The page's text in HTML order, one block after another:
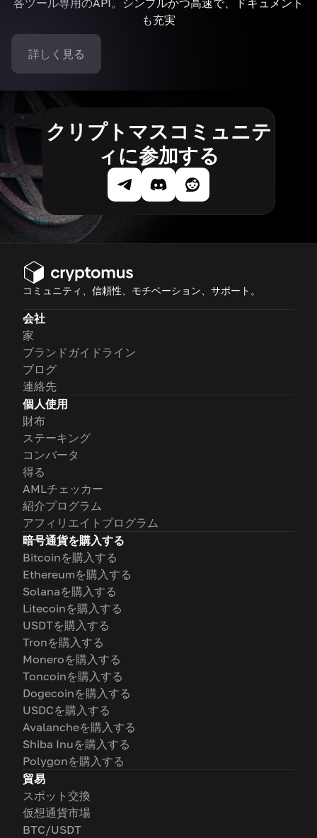
各ツール専用のAPI。シンプルかつ高速で、ドキュメント
も充実
詳しく見る
クリプトマスコミュニテ
ィに参加する
コミュニティ、信頼性、モチベーション、サポート。
会社
家
ブランドガイドライン
ブログ
連絡先
個人使用
財布
ステーキング
コンバータ
得る
AMLチェッカー
紹介プログラム
アフィリエイトプログラム
暗号通貨を購入する
Bitcoinを購入する
Ethereumを購入する
Solanaを購入する
Litecoinを購入する
USDTを購入する
Tronを購入する
Moneroを購入する
Toncoinを購入する
Dogecoinを購入する
USDCを購入する
Avalancheを購入する
Shiba Inuを購入する
Polygonを購入する
貿易
スポット交換
仮想通貨市場
BTC/USDT